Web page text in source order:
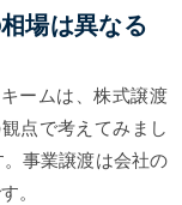
場は異なる
ームは、株式譲渡
点で考えてみまし
事業譲渡は会社の
。